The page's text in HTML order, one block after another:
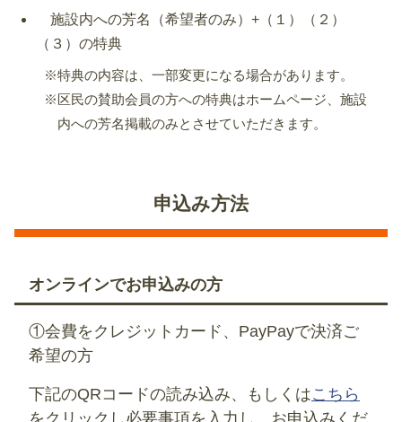
施設内への芳名（希望者のみ）+（１）（２）
（３）の特典
※特典の内容は、一部変更になる場合があります。
※区民の賛助会員の方への特典はホームページ、施設
内への芳名掲載のみとさせていただきます。
申込み方法
オンラインでお申込みの方
①会費をクレジットカード、PayPayで決済ご
希望の方
下記のQRコードの読み込み、もしくはこちら
をクリックし必要事項を入力し、お申込みくだ